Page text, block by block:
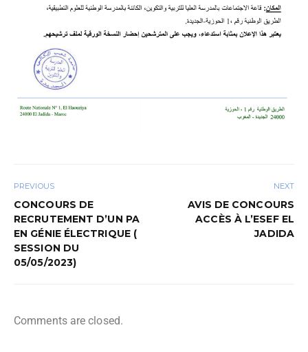
PREVIOUS
CONCOURS DE
RECRUTEMENT D’UN PA
EN GÉNIE ÉLECTRIQUE (
SESSION DU
05/05/2023)
NEXT
AVIS DE CONCOURS
ACCÈS À L’ESEF EL
JADIDA
Comments are closed.